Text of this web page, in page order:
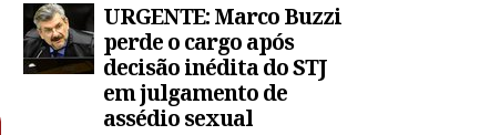
URGENTE: Marco Buzzi
perde o cargo após
decisão inédita do STJ
em julgamento de
assédio sexual